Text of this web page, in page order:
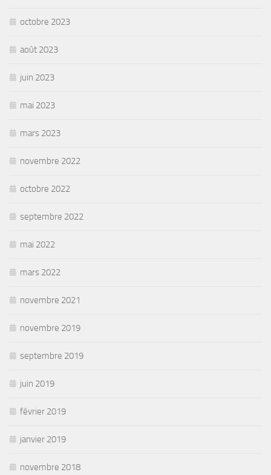
octobre 2023
août 2023
juin 2023
mai 2023
mars 2023
novembre 2022
octobre 2022
septembre 2022
mai 2022
mars 2022
novembre 2021
novembre 2019
septembre 2019
juin 2019
février 2019
janvier 2019
novembre 2018